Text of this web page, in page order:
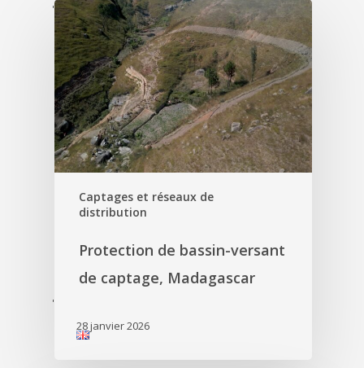
'
'
Captages et réseaux de
distribution
Protection de bassin-versant
de captage, Madagascar
28 janvier 2026